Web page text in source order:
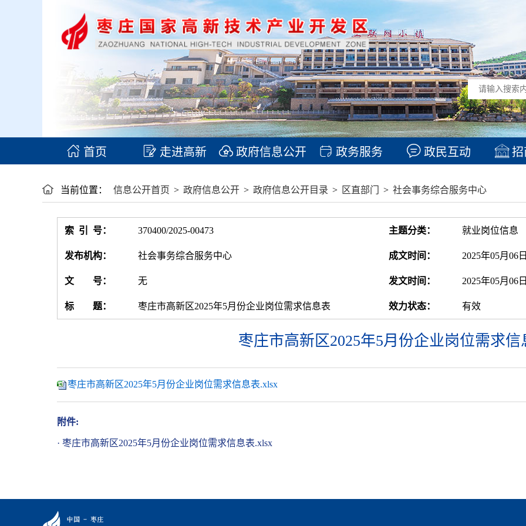
首页 走进高新 政府信息公开 政务服务 政民互动 招
当前位置： 信息公开首页 > 政府信息公开 > 政府信息公开目录 > 区直部门 > 社会事务综合服务中心
索 引 号： 370400/2025-00473 主题分类： 就业岗位信息
发布机构： 社会事务综合服务中心 成文时间： 2025年05月06
文 号： 无 发文时间： 2025年05月06
标 题： 枣庄市高新区2025年5月份企业岗位需求信息表 效力状态： 有效
枣庄市高新区2025年5月份企业岗位需求信
枣庄市高新区2025年5月份企业岗位需求信息表.xlsx
附件:
· 枣庄市高新区2025年5月份企业岗位需求信息表.xlsx